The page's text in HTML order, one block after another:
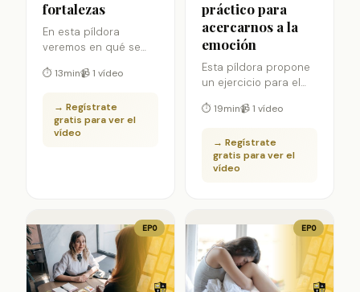
fortalezas
En esta píldora
veremos en qué se
específica, en qué
para qué y como lo
trabajamos desde
una perspectiva
⏱ 13min📹 1 vídeo
→ Regístrate
gratis para ver el
vídeo
práctico para
acercarnos a la
emoción
Esta píldora propone
un ejercicio para el
emoción de nuestros
⏱ 19min📹 1 vídeo
→ Regístrate
gratis para ver el
vídeo
EPO EPO